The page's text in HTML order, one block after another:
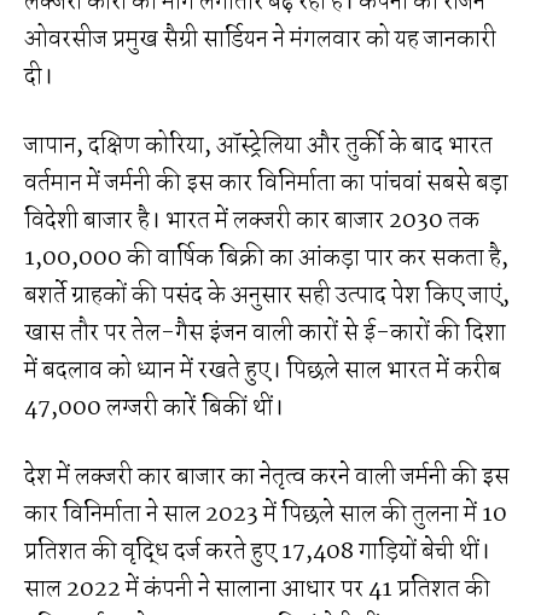
ओवरसीज प्रमुख सैग्री सार्डियन ने मंगलवार को यह जानकारी
दी।
जापान, दक्षिण कोरिया, ऑस्ट्रेलिया और तुर्की के बाद भारत
वर्तमान में जर्मनी की इस कार विनिर्माता का पांचवां सबसे बड़ा
विदेशी बाजार है। भारत में लक्जरी कार बाजार 2030 तक
1,00,000 की वार्षिक बिक्री का आंकड़ा पार कर सकता है,
बशर्ते ग्राहकों की पसंद के अनुसार सही उत्पाद पेश किए जाएं,
खास तौर पर तेल-गैस इंजन वाली कारों से ई-कारों की दिशा
में बदलाव को ध्यान में रखते हुए। पिछले साल भारत में करीब
47,000 लग्जरी कारें बिकीं थीं।
देश में लक्जरी कार बाजार का नेतृत्व करने वाली जर्मनी की इस
कार विनिर्माता ने साल 2023 में पिछले साल की तुलना में 10
प्रतिशत की वृद्धि दर्ज करते हुए 17,408 गाड़ियों बेची थीं।
साल 2022 में कंपनी ने सालाना आधार पर 41 प्रतिशत की